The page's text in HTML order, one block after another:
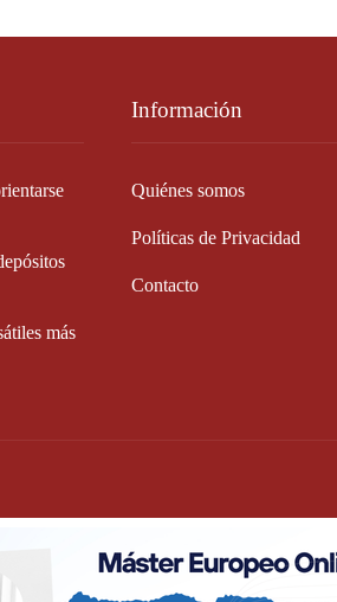
más
Información
Quiénes somos
Políticas de Privacidad
Contacto